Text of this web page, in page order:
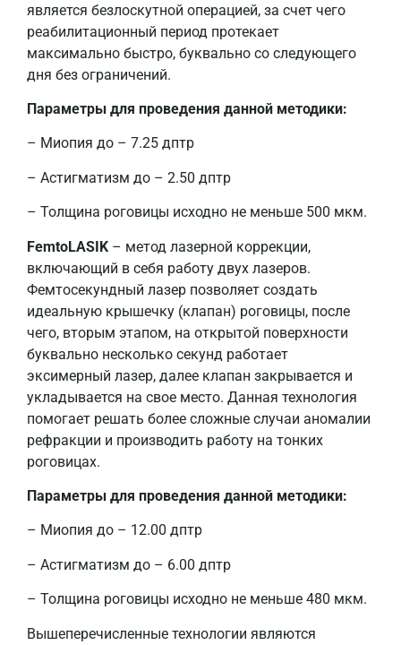
является безлоскутной операцией, за счет чего
реабилитационный период протекает
максимально быстро, буквально со следующего
дня без ограничений.
Параметры для проведения данной методики:
– Миопия до – 7.25 дптр
– Астигматизм до – 2.50 дптр
– Толщина роговицы исходно не меньше 500 мкм.
FemtoLASIK – метод лазерной коррекции,
включающий в себя работу двух лазеров.
Фемтосекундный лазер позволяет создать
идеальную крышечку (клапан) роговицы, после
чего, вторым этапом, на открытой поверхности
буквально несколько секунд работает
эксимерный лазер, далее клапан закрывается и
укладывается на свое место. Данная технология
помогает решать более сложные случаи аномалии
рефракции и производить работу на тонких
роговицах.
Параметры для проведения данной методики:
– Миопия до – 12.00 дптр
– Астигматизм до – 6.00 дптр
– Толщина роговицы исходно не меньше 480 мкм.
Вышеперечисленные технологии являются